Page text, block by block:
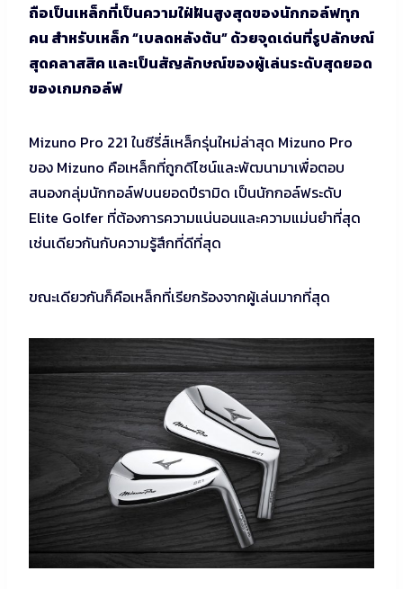
ถือเป็นเหล็กที่เป็นความใฝ่ฝันสูงสุดของนักกอล์ฟทุก
คน สำหรับเหล็ก “เบลดหลังต้น” ด้วยจุดเด่นที่รูปลักษณ์
สุดคลาสสิค และเป็นสัญลักษณ์ของผู้เล่นระดับสุดยอด
ของเกมกอล์ฟ
Mizuno Pro 221 ในซีรี่ส์เหล็กรุ่นใหม่ล่าสุด Mizuno Pro
ของ Mizuno คือเหล็กที่ถูกดีไซน์และพัฒนามาเพื่อตอบ
สนองกลุ่มนักกอล์ฟบนยอดปีรามิด เป็นนักกอล์ฟระดับ
Elite Golfer ที่ต้องการความแน่นอนและความแม่นยำที่สุด
เช่นเดียวกันกับความรู้สึกที่ดีที่สุด
ขณะเดียวกันก็คือเหล็กที่เรียกร้องจากผู้เล่นมากที่สุด